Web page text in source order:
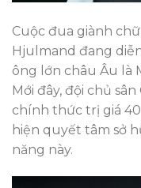
Cuộc đua giành
Hjulmand đang
ông lớn châu Âu là
Mới đây, đội chủ
chính thức trị giá
hiện quyết tâm sở
năng này.